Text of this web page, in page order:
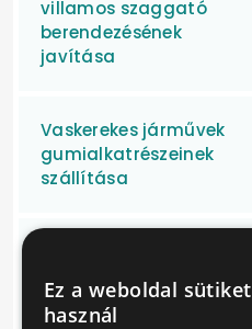
villamos szaggató
berendezésének
javítása
Vaskerekes járművek
gumialkatrészeinek
szállítása
szállítása
Ez a weboldal sütiket
használ